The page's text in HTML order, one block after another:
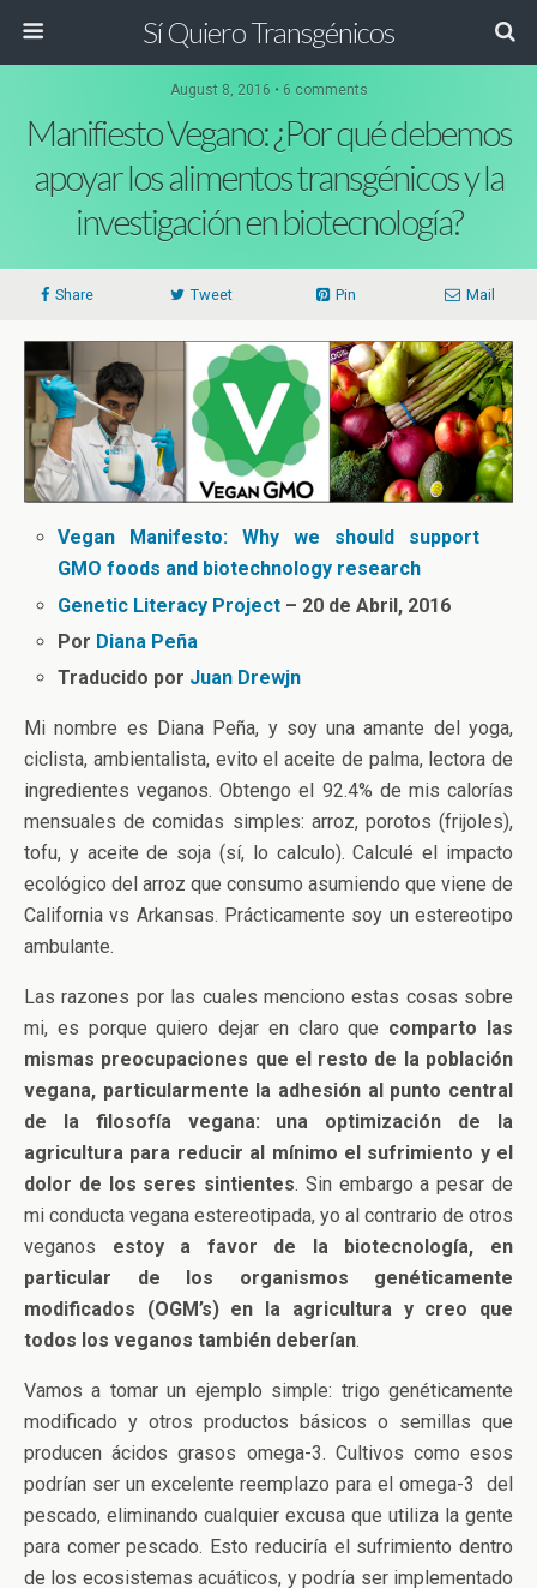
Sí Quiero Transgénicos
August 8, 2016 • 6 comments
Manifiesto Vegano: ¿Por qué debemos
apoyar los alimentos transgénicos y la
investigación en biotecnología?
Share Tweet Pin Mail
Vegan Manifesto: Why we should support
GMO foods and biotechnology research
Genetic Literacy Project – 20 de Abril, 2016
Por Diana Peña
Traducido por Juan Drewjn
Mi nombre es Diana Peña, y soy una amante del yoga,
ciclista, ambientalista, evito el aceite de palma, lectora de
ingredientes veganos. Obtengo el 92.4% de mis calorías
mensuales de comidas simples: arroz, porotos (frijoles),
tofu, y aceite de soja (sí, lo calculo). Calculé el impacto
ecológico del arroz que consumo asumiendo que viene de
California vs Arkansas. Prácticamente soy un estereotipo
ambulante.
Las razones por las cuales menciono estas cosas sobre
mi, es porque quiero dejar en claro que comparto las
mismas preocupaciones que el resto de la población
vegana, particularmente la adhesión al punto central
de la filosofía vegana: una optimización de la
agricultura para reducir al mínimo el sufrimiento y el
dolor de los seres sintientes. Sin embargo a pesar de
mi conducta vegana estereotipada, yo al contrario de otros
veganos estoy a favor de la biotecnología, en
particular de los organismos genéticamente
modificados (OGM’s) en la agricultura y creo que
todos los veganos también deberían.
Vamos a tomar un ejemplo simple: trigo genéticamente
modificado y otros productos básicos o semillas que
producen ácidos grasos omega-3. Cultivos como esos
podrían ser un excelente reemplazo para el omega-3 del
pescado, eliminando cualquier excusa que utiliza la gente
para comer pescado. Esto reduciría el sufrimiento dentro
de los ecosistemas acuáticos, y podría ser implementado